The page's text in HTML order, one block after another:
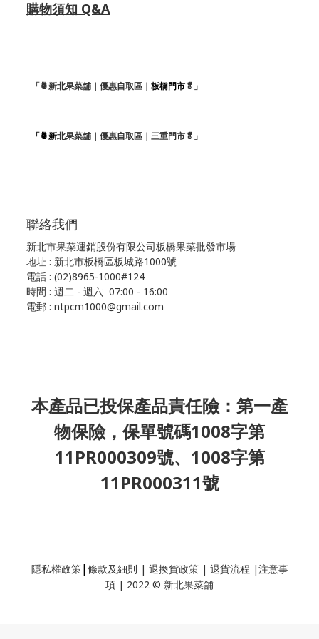
購物須知 Q&A
「🍍新北果菜舖｜優惠自取區 ｜板橋門市🥬」
「🍍新北果菜舖｜優惠自取區｜三重門市🥬」
聯絡我們
新北市果菜運銷股份有限公司板橋果菜批發市場
地址 : 新北市板橋區板城路1000號
電話 : (02)8965-1000#124
時間 : 週二 - 週六 07:00 - 16:00
電郵 : ntpcm1000@gmail.com
本產品已投保產品責任險：第一產
物保險，保單號碼1008字第
11PR000309號、1008字第
11PR000311號
隱私權政策|條款及細則 | 退換貨政策| 退貨流程 |注意事
項 | 2022 © 新北果菜舖